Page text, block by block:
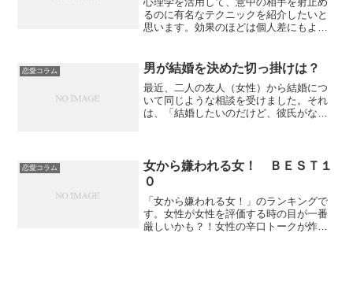
るのに有名なテクニックを紹介したいと
思います。効果のほどは個人差にもより
明されているものもあるようなので、少
なくとも占いや神社参りを...
恋愛コラム 男が結婚を決めた切っ掛けは？
最近、二人の友人（女性）から結婚につ
いて同じような相談を受けました。それ
は、「結婚したいのだけど、彼氏がなか
０歳の女性で、４年前から...
恋愛コラム
女から嫌われる女！ ＢＥＳＴ１
０
「女から嫌われる女！」のランキングで
す。女性が女性を評価する時の目が一番
厳しいかも？！女性の辛口トークが炸裂